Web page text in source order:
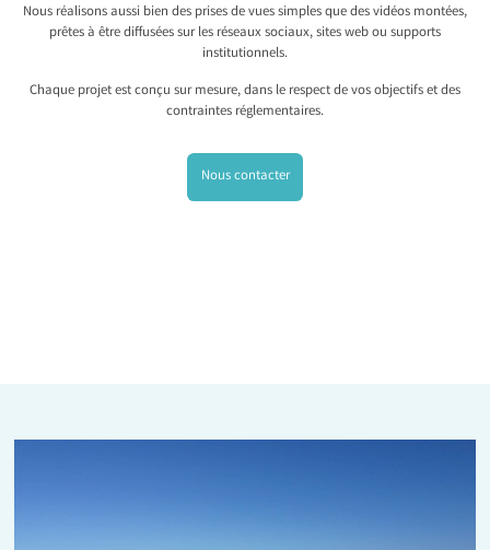
Nous réalisons aussi bien des prises de vues simples que des vidéos montées,
prêtes à être diffusées sur les réseaux sociaux, sites web ou supports
institutionnels.
Chaque projet est conçu sur mesure, dans le respect de vos objectifs et des
contraintes réglementaires.
Nous contacter